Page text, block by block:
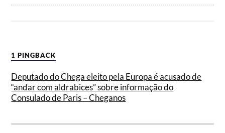
1 PINGBACK
Deputado do Chega eleito pela Europa é acusado de
“andar com aldrabices” sobre informação do
Consulado de Paris – Cheganos